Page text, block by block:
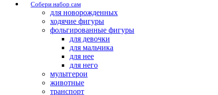
Собери набор сам
для новорожденных
ходячие фигуры
фольгированные фигуры
для девочки
для мальчика
для нее
для него
мультгерои
животные
транспорт